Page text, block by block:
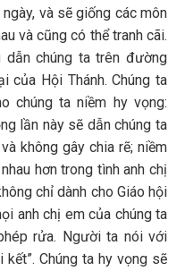
ngày, và sẽ giống các môn
và cũng có thể tranh cãi.
dẫn chúng ta trên đường
của Hội Thánh. Chúng ta
chúng ta niềm hy vọng:
lần này sẽ dẫn chúng ta
không gây chia rẽ; niềm
hơn trong tình anh chị
chỉ dành cho Giáo hội
anh chị em của chúng ta
rửa. Người ta nói với
Chúng ta hy vọng sẽ